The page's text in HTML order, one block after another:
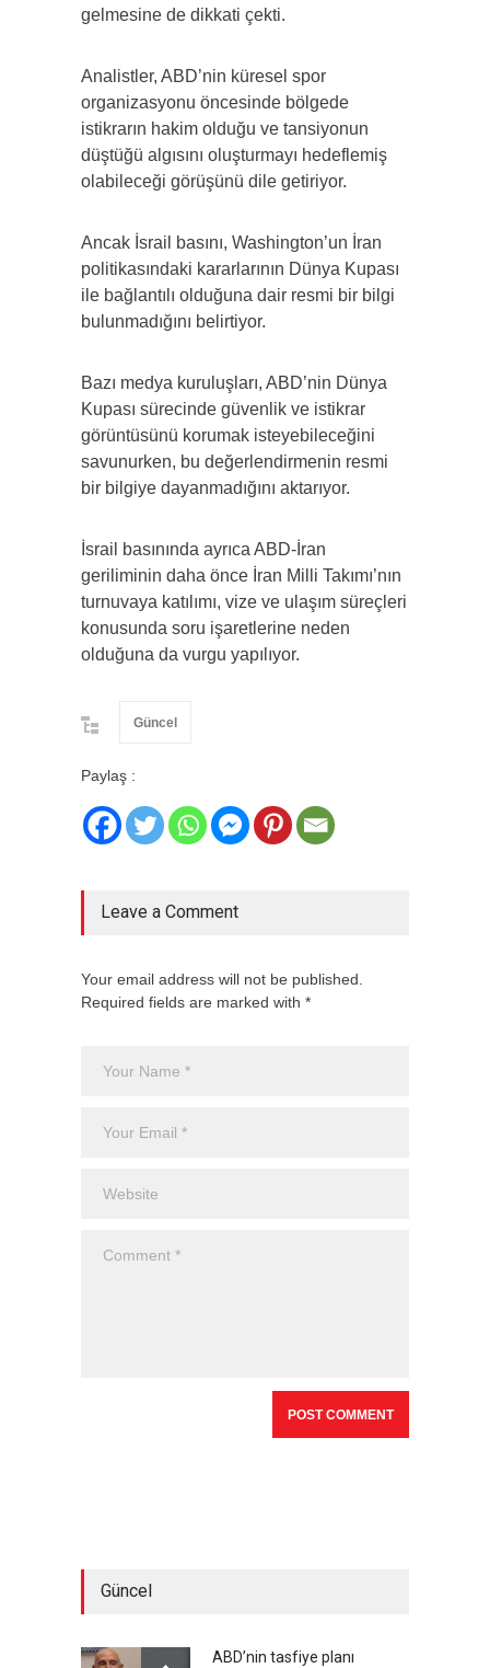
gelmesine de dikkati çekti.
Analistler, ABD’nin küresel spor
organizasyonu öncesinde bölgede
istikrarın hakim olduğu ve tansiyonun
düştüğü algısını oluşturmayı hedeflemiş
olabileceği görüşünü dile getiriyor.
Ancak İsrail basını, Washington’un İran
politikasındaki kararlarının Dünya Kupası
ile bağlantılı olduğuna dair resmi bir bilgi
bulunmadığını belirtiyor.
Bazı medya kuruluşları, ABD’nin Dünya
Kupası sürecinde güvenlik ve istikrar
görüntüsünü korumak isteyebileceğini
savunurken, bu değerlendirmenin resmi
bir bilgiye dayanmadığını aktarıyor.
İsrail basınında ayrıca ABD-İran
geriliminin daha önce İran Milli Takımı’nın
turnuvaya katılımı, vize ve ulaşım süreçleri
konusunda soru işaretlerine neden
olduğuna da vurgu yapılıyor.
Güncel
Paylaş :
Leave a Comment
Your email address will not be published.
Required fields are marked with *
Güncel
ABD’nin tasfiye planı